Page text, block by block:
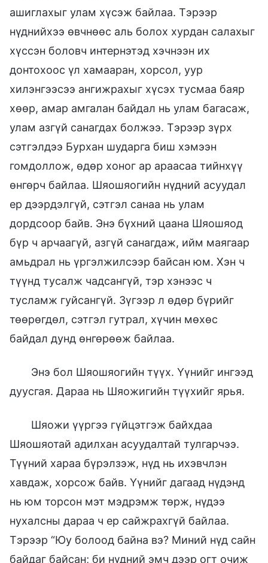
ашиглахыг улам хүсэж байлаа. Тэрээр
нүднийхээ өвчнөөс аль болох хурдан салахыг
хүссэн боловч интернэтэд хэчнээн их
донтохоос үл хамааран, хорсол, уур
хилэнгээсээ ангижрахыг хүсэх тусмаа баяр
хөөр, амар амгалан байдал нь улам багасаж,
улам азгүй санагдах болжээ. Тэрээр зүрх
сэтгэлдээ Бурхан шударга биш хэмээн
гомдоллож, өдөр хоног ар араасаа тийнхүү
өнгөрч байлаа. Шяошяогийн нүдний асуудал
ер дээрдэлгүй, сэтгэл санаа нь улам
дордсоор байв. Энэ бүхний цаана Шяошяод
бүр ч арчаагүй, азгүй санагдаж, ийм маягаар
амьдрал нь үргэлжилсээр байсан юм. Хэн ч
түүнд тусалж чадсангүй, тэр хэнээс ч
тусламж гуйсангүй. Зүгээр л өдөр бүрийг
төөрөгдөл, сэтгэл гутрал, хүчин мөхөс
байдал дунд өнгөрөөж байлаа.
Энэ бол Шяошяогийн түүх. Үүнийг ингээд
дуусгая. Дараа нь Шяожигийн түүхийг ярья.
Шяожи үүргээ гүйцэтгэж байхдаа
Шяошяотай адилхан асуудалтай тулгарчээ.
Түүний хараа бүрэлзэж, нүд нь ихэвчлэн
хавдаж, хорсож байв. Үүнийг дагаад нүдэнд
нь юм торсон мэт мэдрэмж төрж, нүдээ
нухалсны дараа ч ер сайжрахгүй байлаа.
Тэрээр “Юу болоод байна вэ? Миний нүд сайн
байдаг байсан; би нүдний эмч дээр огт очиж